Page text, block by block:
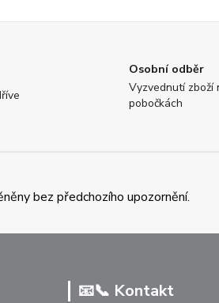
Osobní odběr
Vyzvednutí zboží
pobočkách
bez předchozího upozornění.
📧📞 Kontakt